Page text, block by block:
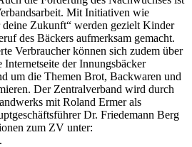
Mit Initiativen wie
Zukunft“ werden gezielt Kinder
des Bäckers aufmerksam gemacht.
Verbraucher können sich zudem über
der Innungsbäcker
um die Themen Brot, Backwaren und
Der Zentralverband wird durch
mit Roland Ermer als
Dr. Friedemann Berg
zum ZV unter:
.